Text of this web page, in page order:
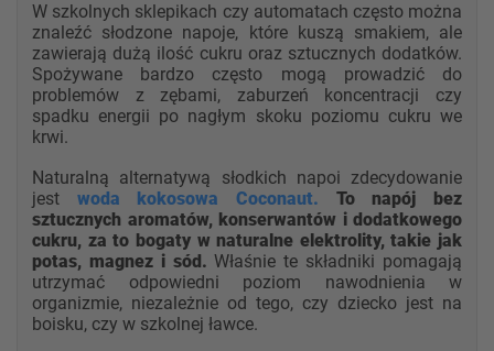
W szkolnych sklepikach czy automatach często można
znaleźć słodzone napoje, które kuszą smakiem, ale
zawierają dużą ilość cukru oraz sztucznych dodatków.
Spożywane bardzo często mogą prowadzić do
problemów z zębami, zaburzeń koncentracji czy
spadku energii po nagłym skoku poziomu cukru we
krwi.
Naturalną alternatywą słodkich napoi zdecydowanie
jest woda kokosowa Coconaut.
To napój bez
sztucznych aromatów, konserwantów i dodatkowego
cukru, za to bogaty w naturalne elektrolity, takie jak
potas, magnez i sód.Właśnie te składniki pomagają
utrzymać odpowiedni poziom nawodnienia w
organizmie, niezależnie od tego, czy dziecko jest na
boisku, czy w szkolnej ławce.